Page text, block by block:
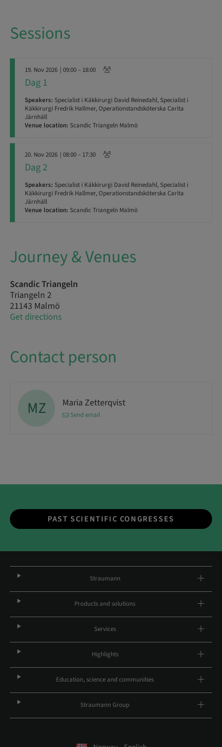
Sessions
19. Nov 2026 | 09:00 – 18:00
Dag 1
Speakers: Specialist i Käkkirurgi David Reinedahl, Specialist i
Käkkirurgi Fredrik Hallmer, Operationstandsköterska Carita
Järnhäll
Venue location: Scandic Triangeln Malmö
20. Nov 2026 | 08:00 – 17:30
Dag 2
Speakers: Specialist i Käkkirurgi David Reinedahl, Specialist i
Käkkirurgi Fredrik Hallmer, Operationstandsköterska Carita
Järnhäll
Venue location: Scandic Triangeln Malmö
Journey & Venues
Scandic Triangeln
Triangeln 2
21143 Malmö
Get directions
Contact person
MZ Maria Zetterqvist
Send email
PAST SCIENTIFIC CONGRESSES
Straumann
Products and solutions
Services
Highlights
Education, science and communities
Straumann Group